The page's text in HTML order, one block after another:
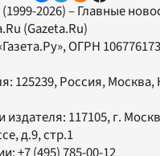
2026) – Главные
(Gazeta.Ru)
, ОГРН
125239, Россия, Москва,
издателя: 117105, г.
д.9, стр.1